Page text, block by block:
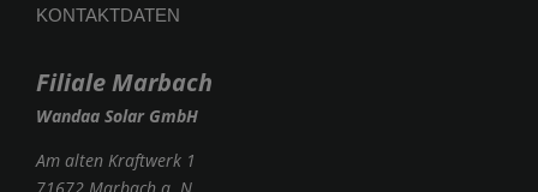
KONTAKTDATEN
Filiale Marbach
Wandaa Solar GmbH
Am alten Kraftwerk 1